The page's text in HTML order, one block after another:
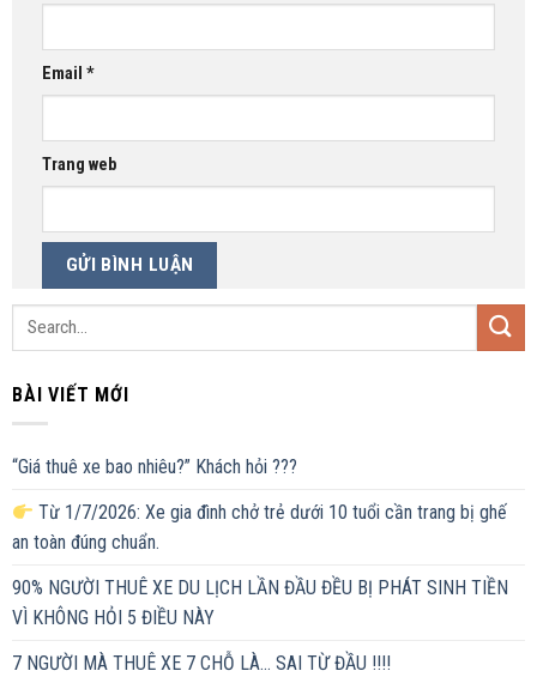
Email *
Trang web
BÀI VIẾT MỚI
“Giá thuê xe bao nhiêu?” Khách hỏi ???
Từ 1/7/2026: Xe gia đình chở trẻ dưới 10 tuổi cần trang bị ghế
an toàn đúng chuẩn.
90% NGƯỜI THUÊ XE DU LỊCH LẦN ĐẦU ĐỀU BỊ PHÁT SINH TIỀN
VÌ KHÔNG HỎI 5 ĐIỀU NÀY
7 NGƯỜI MÀ THUÊ XE 7 CHỖ LÀ… SAI TỪ ĐẦU !!!!